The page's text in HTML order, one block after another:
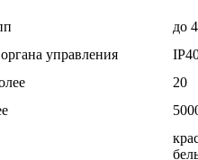
до
управления
20